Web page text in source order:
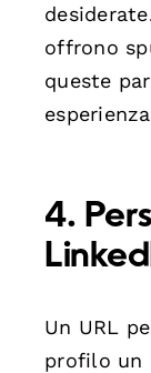
offrono
queste
4.
Un URL
profilo un